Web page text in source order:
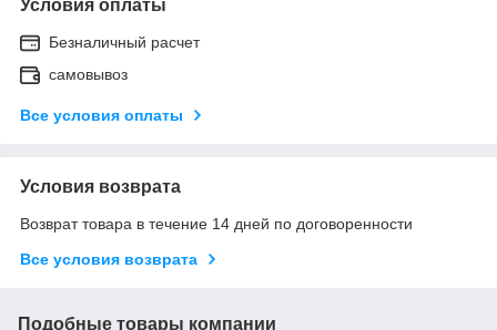
Условия оплаты
Безналичный расчет
самовывоз
Все условия оплаты
Условия возврата
Возврат товара в течение 14 дней по договоренности
Все условия возврата
Подобные товары компании